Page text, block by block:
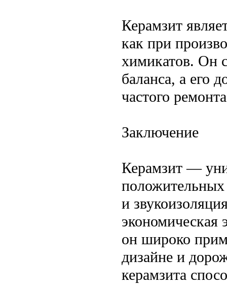
Керамзит
как при
химикатов. Он
баланса, а его
частого
Заключение
Керамзит —
положительных
и
экономическая
он широко
дизайне и
керамзита